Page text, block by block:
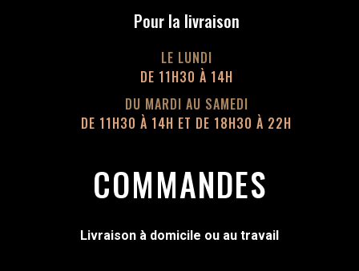
Pour la livraison
LE LUNDI
DE 11H30 À 14H
DU MARDI AU SAMEDI
DE 11H30 À 14H ET DE 18H30 À 22H
COMMANDES
Livraison à domicile ou au travail